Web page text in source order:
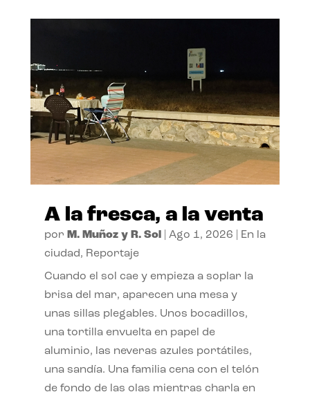
A la fresca, a la venta
por M. Muñoz y R. Sol| Ago 1, 2026
En la
ciudad, Reportaje
Cuando el sol cae y empieza a soplar la
brisa del mar, aparecen una mesa y
unas sillas plegables. Unos bocadillos,
una tortilla envuelta en papel de
aluminio, las neveras azules portátiles,
una sandía. Una familia cena con el telón
de fondo de las olas mientras charla en